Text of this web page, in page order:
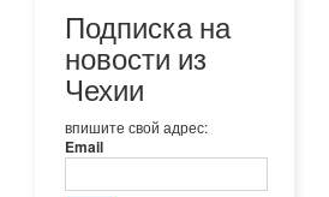
Подписка на
новости из
Чехии
впишите свой адрес:
Email